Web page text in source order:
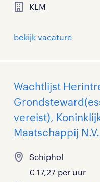
KLM
bekijk vacature
Wachtlijst
vereist),
Maatschappij N.V.
Schiphol
€ 17,27 per uur